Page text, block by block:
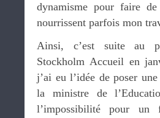
dynamisme pour faire
nourrissent parfois mon
Ainsi, c’est suite au
Stockholm Accueil en
j’ai eu l’idée de poser
la ministre de
l’impossibilité pour un